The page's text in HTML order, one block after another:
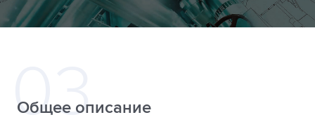
Общее описание